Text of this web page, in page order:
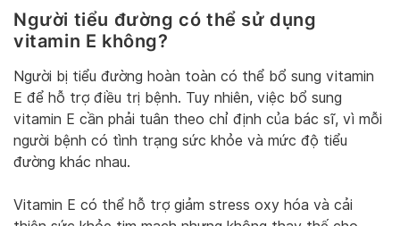
Người tiểu đường có thể sử dụng
vitamin E không?
Người bị tiểu đường hoàn toàn có thể bổ sung vitamin
E để hỗ trợ điều trị bệnh. Tuy nhiên, việc bổ sung
vitamin E cần phải tuân theo chỉ định của bác sĩ, vì mỗi
người bệnh có tình trạng sức khỏe và mức độ tiểu
đường khác nhau.
Vitamin E có thể hỗ trợ giảm stress oxy hóa và cải